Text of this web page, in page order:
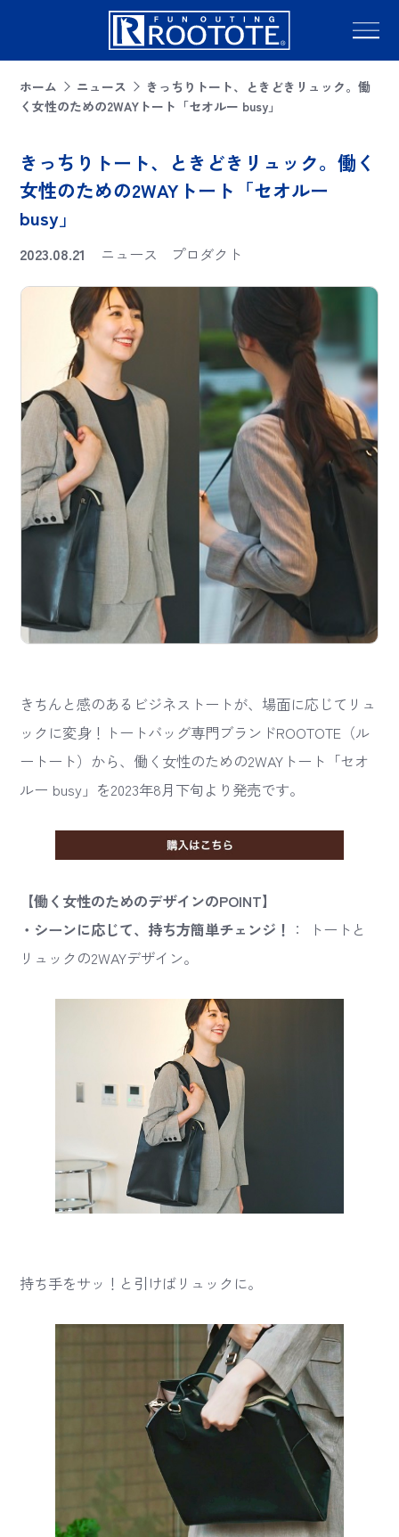
ホーム ニュース
きっちりトート、ときどきリュック。働
く女性のための2WAYトート「セオルー busy」
きっちりトート、ときどきリュック。働く
女性のための2WAYトート「セオルー
busy」
2023.08.21 ニュース プロダクト
きちんと感のあるビジネストートが、場面に応じてリュ
ックに変身！トートバッグ専門ブランドROOTOTE（ル
ートート）から、働く女性のための2WAYトート「セオ
ルー busy」を2023年8月下旬より発売です。
【働く女性のためのデザインのPOINT】
・シーンに応じて、持ち方簡単チェンジ！ ： トートと
リュックの2WAYデザイン。
持ち手をサッ！と引けばリュックに。